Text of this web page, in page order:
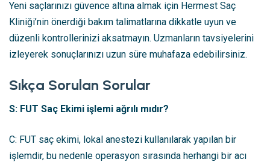
Yeni saçlarınızı güvence altına almak için Hermest Saç
Kliniği’nin önerdiği bakım talimatlarına dikkatle uyun ve
düzenli kontrollerinizi aksatmayın. Uzmanların tavsiyelerini
izleyerek sonuçlarınızı uzun süre muhafaza edebilirsiniz.
Sıkça Sorulan Sorular
S: FUT Saç Ekimi işlemi ağrılı mıdır?
C: FUT saç ekimi, lokal anestezi kullanılarak yapılan bir
işlemdir, bu nedenle operasyon sırasında herhangi bir acı